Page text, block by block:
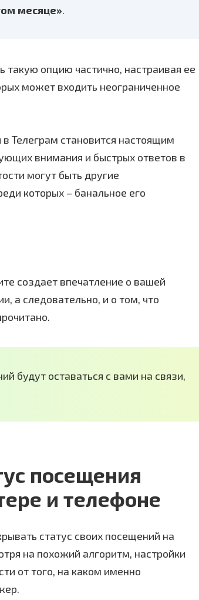
месяце».
опцию частично, настраивая ее
может входить неограниченное
Телеграм становится настоящим
внимания и быстрых ответов в
могут быть другие
которых – банальное его
создает впечатление о вашей
а следовательно, и о том, что
будут оставаться с вами на связи,
посещения
и телефоне
статус своих посещений на
на похожий алгоритм, настройки
от того, на каком именно